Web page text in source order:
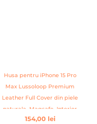
Husa pentru iPhone 15 Pro
Max Lussoloop Premium
Leather Full Cover din piele
naturala, Magsafe, Interior
Din Microfibra, Handmade,
154,00 lei